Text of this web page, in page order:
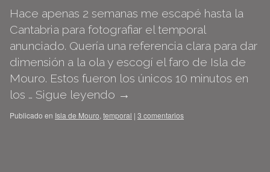
Hace apenas 2 semanas me escapé hasta la
Cantabria para fotografiar el temporal
anunciado. Quería una referencia clara para dar
dimensión a la ola y escogí el faro de Isla de
Mouro. Estos fueron los únicos 10 minutos en
los … Sigue leyendo →
Publicado en Isla de Mouro, temporal | 3 comentarios